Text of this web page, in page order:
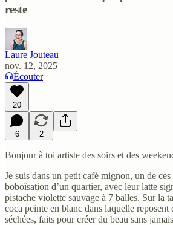
reste
Laure Jouteau
nov. 12, 2025
Écouter
20
6 2
Bonjour à toi artiste des soirs et des
Je suis dans un petit café mignon, un de
boboïsation d’un quartier, avec leur latte
pistache violette sauvage à 7 balles. Sur la
coca peinte en blanc dans laquelle reposent
séchées, faits pour créer du beau sans